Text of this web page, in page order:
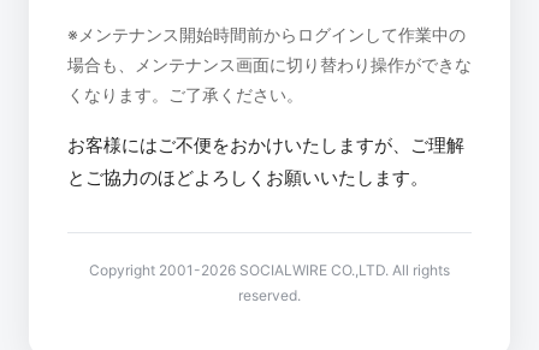
※メンテナンス開始時間前からログインして作業中の
場合も、メンテナンス画面に切り替わり操作ができな
くなります。ご了承ください。
お客様にはご不便をおかけいたしますが、ご理解
とご協力のほどよろしくお願いいたします。
Copyright 2001-2026 SOCIALWIRE CO.,LTD. All rights
reserved.